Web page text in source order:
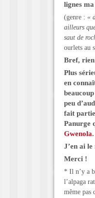
lignes
(genre : «
ailleurs
saut de
ourlets au
Bref,
Plus
en
peu
fait
Panurge
Gwenola.
J’en ai
Merci !
* Il n’y a
l’alpaga
même pas